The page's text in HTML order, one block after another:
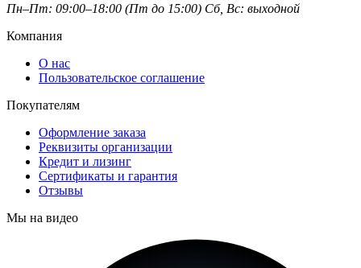
Пн–Пт: 09:00–18:00 (Пт до 15:00) Сб, Вс: выходной
Компания
О нас
Пользовательское соглашение
Покупателям
Оформление заказа
Реквизиты организации
Кредит и лизинг
Сертификаты и гарантия
Отзывы
Мы на видео